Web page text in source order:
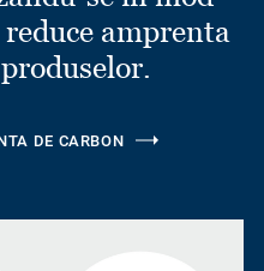
amprenta
DE CARBON